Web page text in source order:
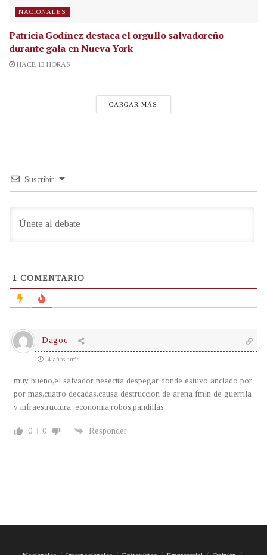
NACIONALES
Patricia Godínez destaca el orgullo salvadoreño
durante gala en Nueva York
HACE 13 HORAS
CARGAR MÁS
Suscribir
1 COMENTARIO
Dagoc
4 años atrás
muy bueno,el salvador nesecita despegar donde estuvo anclado por
por mas,cuatro decadas,causa destruccion de arena fmln de guerrila
y infraestructura ,economia,robos,pandillas
0 0 Responder